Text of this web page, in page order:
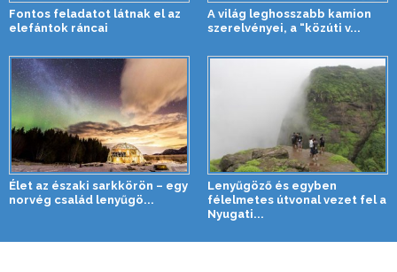
Fontos feladatot látnak el az
elefántok ráncai
A világ leghosszabb kamion
szerelvényei, a “közúti v...
Élet az északi sarkkörön – egy
norvég család lenyűgö...
Lenyűgöző és egyben
félelmetes útvonal vezet fel a
Nyugati...